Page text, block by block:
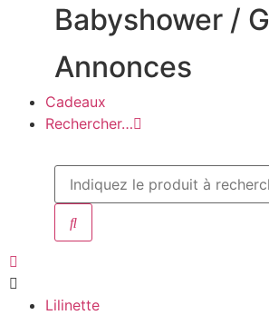
Babyshower /
Annonces
Cadeaux
Rechercher…
Lilinette